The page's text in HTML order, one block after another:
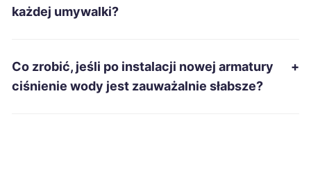
Tarnobrzeg 261 zł
każdej umywalki?
Co zrobić, jeśli po instalacji nowej armatury
ciśnienie wody jest zauważalnie słabsze?
+